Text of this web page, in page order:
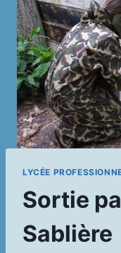
LYCÉE
Sortie
Sablière